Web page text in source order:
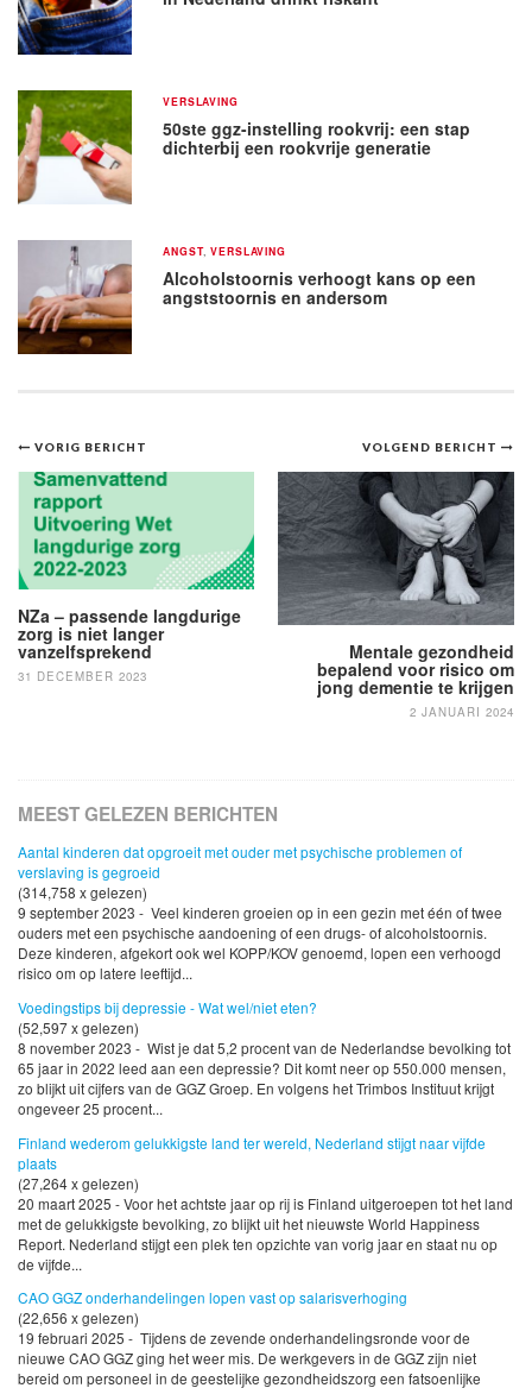
VERSLAVING
50ste ggz-instelling rookvrij: een stap
dichterbij een rookvrije generatie
ANGST,VERSLAVING
Alcoholstoornis verhoogt kans op een
angststoornis en andersom
Bericht
navigatie
VOLGEND BERICHT
Mentale gezondheid
bepalend voor risico om
jong dementie te krijgen
2 JANUARI 2024
VORIG BERICHT
NZa – passende langdurige
zorg is niet langer
vanzelfsprekend
31 DECEMBER 2023
MEEST GELEZEN BERICHTEN
Aantal kinderen dat opgroeit met ouder met psychische problemen of
verslaving is gegroeid
(314,758 x gelezen)
9 september 2023 - Veel kinderen groeien op in een gezin met één of twee
ouders met een psychische aandoening of een drugs- of alcoholstoornis.
Deze kinderen, afgekort ook wel KOPP/KOV genoemd, lopen een verhoogd
risico om op latere leeftijd...
Voedingstips bij depressie - Wat wel/niet eten?
(52,597 x gelezen)
8 november 2023 - Wist je dat 5,2 procent van de Nederlandse bevolking tot
65 jaar in 2022 leed aan een depressie? Dit komt neer op 550.000 mensen,
zo blijkt uit cijfers van de GGZ Groep. En volgens het Trimbos Instituut krijgt
ongeveer 25 procent...
Finland wederom gelukkigste land ter wereld, Nederland stijgt naar vijfde
plaats
(27,264 x gelezen)
20 maart 2025 - Voor het achtste jaar op rij is Finland uitgeroepen tot het land
met de gelukkigste bevolking, zo blijkt uit het nieuwste World Happiness
Report. Nederland stijgt een plek ten opzichte van vorig jaar en staat nu op
de vijfde...
CAO GGZ onderhandelingen lopen vast op salarisverhoging
(22,656 x gelezen)
19 februari 2025 - Tijdens de zevende onderhandelingsronde voor de
nieuwe CAO GGZ ging het weer mis. De werkgevers in de GGZ zijn niet
bereid om personeel in de geestelijke gezondheidszorg een fatsoenlijke